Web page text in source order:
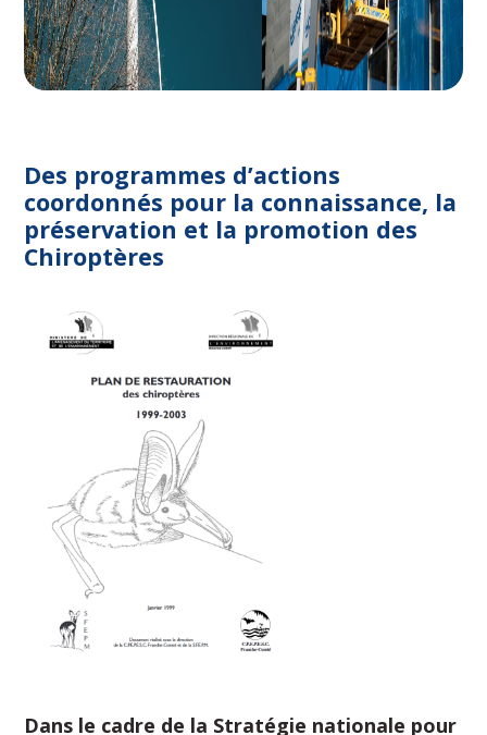
Des programmes d’actions
coordonnés pour la connaissance, la
préservation et la promotion des
Chiroptères
Dans le cadre de la Stratégie nationale pour